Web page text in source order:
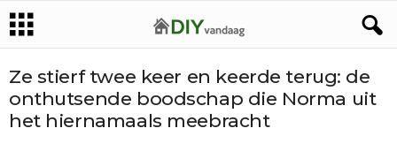
Ze stierf twee keer en keerde terug: de
onthutsende boodschap die Norma uit
het hiernamaals meebracht